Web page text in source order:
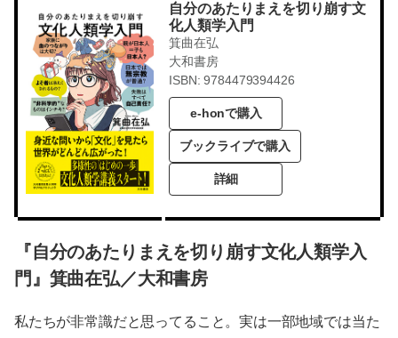
自分のあたりまえを切り崩す文
化人類学入門
箕曲在弘
大和書房
ISBN: 9784479394426
e-honで購入
ブックライブで購入
詳細
『自分のあたりまえを切り崩す文化人類学入
門』箕曲在弘／大和書房
私たちが非常識だと思ってること。実は一部地域では当た